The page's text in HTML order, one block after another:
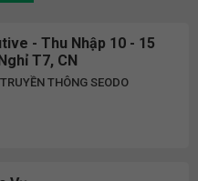
- Thu Nhập 10 - 15
T7, CN
THÔNG SEODO